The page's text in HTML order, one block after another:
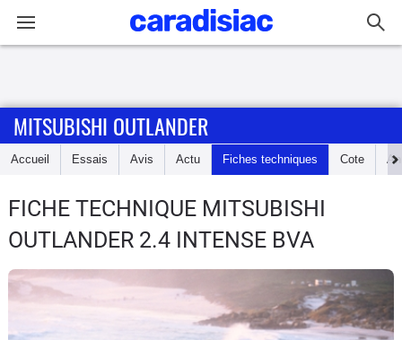
Accueil
Essais
Guide
d'achat
Electriques
MITSUBISHI OUTLANDER
Accueil Essais Avis Actu Fiches techniques Cote
FICHE TECHNIQUE MITSUBISHI
OUTLANDER 2.4 INTENSE BVA